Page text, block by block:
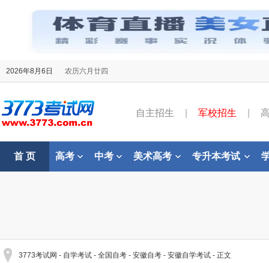
2026年8月6日 农历六月廿四
自主招生 军校招生
首 页 高考 中考 美术高考 专升本考试
3773考试网 - 自学考试 - 全国自考 - 安徽自考 - 安徽自学考试 - 正文